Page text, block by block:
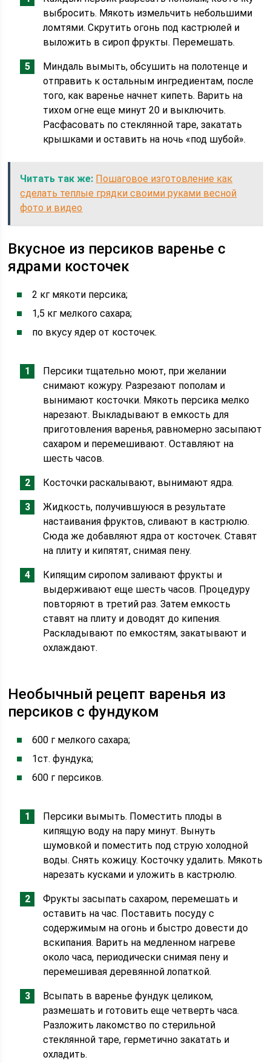
выбросить. Мякоть измельчить небольшими
ломтями. Скрутить огонь под кастрюлей и
выложить в сироп фрукты. Перемешать.
Миндаль вымыть, обсушить на полотенце и
отправить к остальным ингредиентам, после
того, как варенье начнет кипеть. Варить на
тихом огне еще минут 20 и выключить.
Расфасовать по стеклянной таре, закатать
крышками и оставить на ночь «под шубой».
Читать так же: Пошаговое изготовление как
сделать теплые грядки своими руками весной
фото и видео
Вкусное из персиков варенье с
ядрами косточек
2 кг мякоти персика;
1,5 кг мелкого сахара;
по вкусу ядер от косточек.
Персики тщательно моют, при желании
снимают кожуру. Разрезают пополам и
вынимают косточки. Мякоть персика мелко
нарезают. Выкладывают в емкость для
приготовления варенья, равномерно засыпают
сахаром и перемешивают. Оставляют на
шесть часов.
Косточки раскалывают, вынимают ядра.
Жидкость, получившуюся в результате
настаивания фруктов, сливают в кастрюлю.
Сюда же добавляют ядра от косточек. Ставят
на плиту и кипятят, снимая пену.
Кипящим сиропом заливают фрукты и
выдерживают еще шесть часов. Процедуру
повторяют в третий раз. Затем емкость
ставят на плиту и доводят до кипения.
Раскладывают по емкостям, закатывают и
охлаждают.
Необычный рецепт варенья из
персиков с фундуком
600 г мелкого сахара;
1ст. фундука;
600 г персиков.
Персики вымыть. Поместить плоды в
кипящую воду на пару минут. Вынуть
шумовкой и поместить под струю холодной
воды. Снять кожицу. Косточку удалить. Мякоть
нарезать кусками и уложить в кастрюлю.
Фрукты засыпать сахаром, перемешать и
оставить на час. Поставить посуду с
содержимым на огонь и быстро довести до
вскипания. Варить на медленном нагреве
около часа, периодически снимая пену и
перемешивая деревянной лопаткой.
Всыпать в варенье фундук целиком,
размешать и готовить еще четверть часа.
Разложить лакомство по стерильной
стеклянной таре, герметично закатать и
охладить.